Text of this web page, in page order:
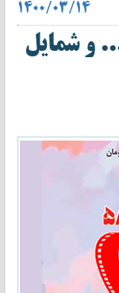
۱۴۰۰/۰۳/۱۴
و شمايل